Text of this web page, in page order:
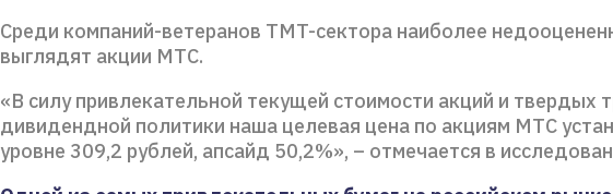
Среди компаний-ветеранов TMT-сектора наиболее
выглядят акции МТС.
«В силу привлекательной текущей стоимости акций и твердых
дивидендной политики наша целевая цена по акциям МТС
уровне 309,2 рублей, апсайд 50,2%», – отмечается в